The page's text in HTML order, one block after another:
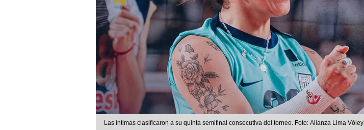
Las íntimas clasificaron a su quinta semifinal consecutiva del torneo. Foto: Alianza Lima Vóley